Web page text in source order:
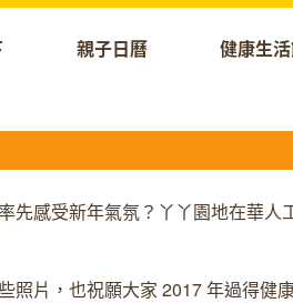
親子日曆 健康生
先感受新年氣氛？丫丫園地在華
片，也祝願大家 2017 年過得健